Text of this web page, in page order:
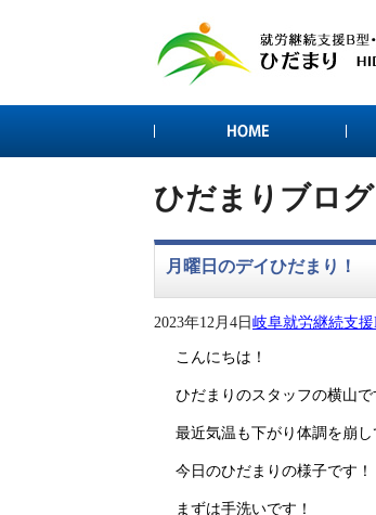
ひだまりブログ
月曜日のデイひだまり！
2023年12月4日岐阜就労継続支
こんにちは！
ひだまりのスタッフの横山で
最近気温も下がり体調を崩
今日のひだまりの様子です！
まずは手洗いです！